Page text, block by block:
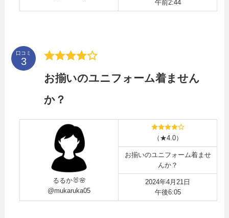
午前2:44
口コミ
お揃いのユニフォーム着ません
か？
るるか🐰🌸
@mukaruka05
（★4.0）
お揃いのユニフォーム着ませ
んか？
2024年4月21日
午後6:05